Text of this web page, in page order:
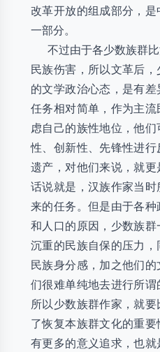
改革开放的组成部分，
一部分。
不过由于各少数族群
民族伤害，所以文革后
的文学政治心态，是有
任务相对简单，作为主
虑自己的族性地位，他
性、创新性、先锋性进
遗产，对他们来说，就
话说就是，汉族作家当
来的任务。但是由于各
和人口的原因，少数族
沉重的民族自保的压力
民族身分感，加之他们
们很难单纯地去进行所谓
所以少数族群作家，就
了恢复本族群文化的重
有更多的意义追求，也